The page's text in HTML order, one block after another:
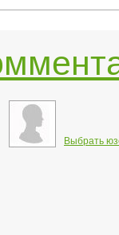
Выбрать